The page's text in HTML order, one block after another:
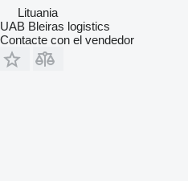
Lituania
UAB Bleiras logistics
Contacte con el vendedor